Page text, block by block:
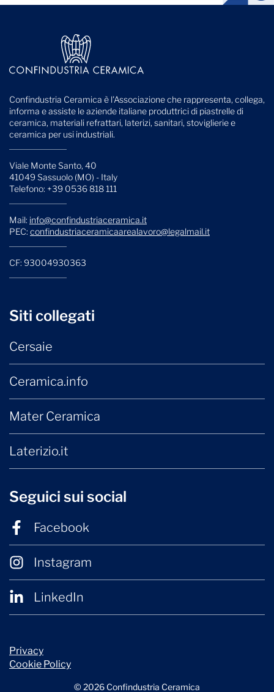
Confindustria Ceramica è l'Associazione che rappresenta, collega,
informa e assiste le aziende italiane produttrici di piastrelle di
ceramica, materiali refrattari, laterizi, sanitari, stoviglierie e
ceramica per usi industriali.
Viale Monte Santo, 40
41049 Sassuolo (MO) - Italy
Telefono: +39 0536 818 111
Mail: info@confindustriaceramica.it
PEC: confindustriaceramicaarealavoro@legalmail.it
CF: 93004930363
Siti collegati
Cersaie
Ceramica.info
Mater Ceramica
Laterizio.it
Seguici sui social
Facebook
Instagram
LinkedIn
Privacy
Cookie Policy
© 2026 Confindustria Ceramica